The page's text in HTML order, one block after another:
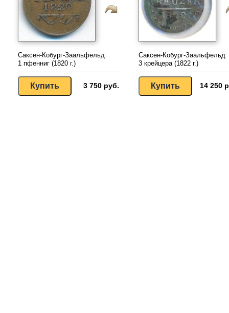
Саксен-Кобург-Заальфельд
1 пфенниг (1820 г.)
3 750 руб.
Саксен-Кобург-Заальфельд
3 крейцера (1822 г.)
14 250